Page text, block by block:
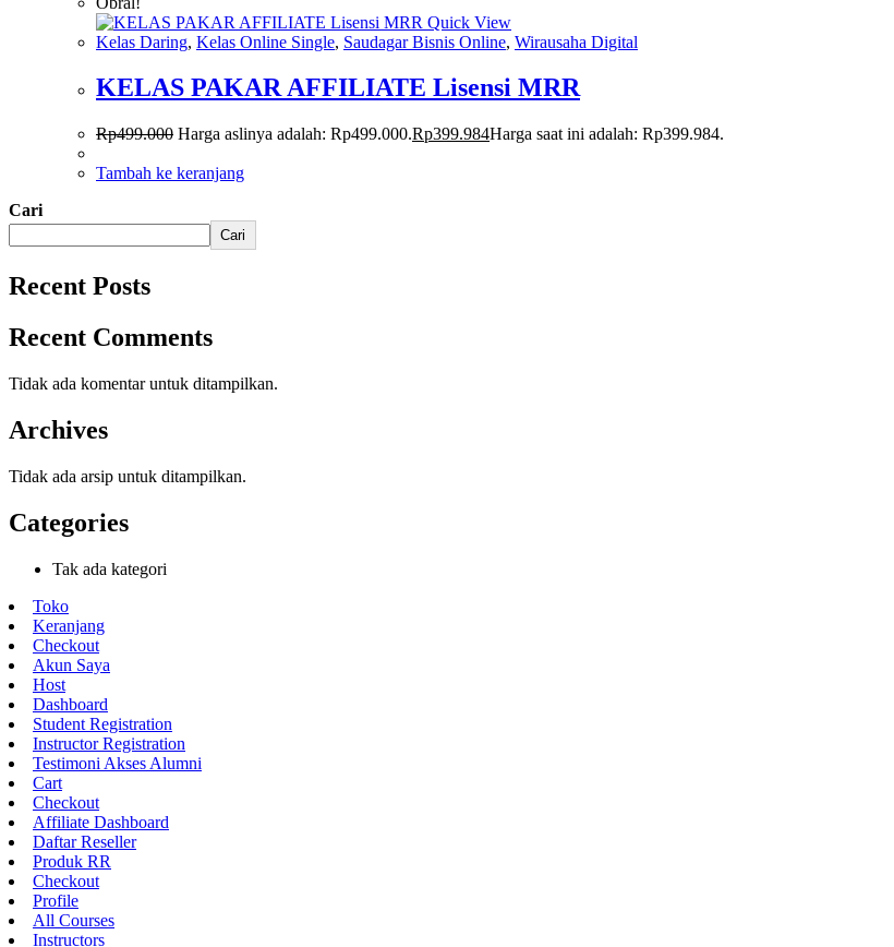
Quick View
Kelas Daring, Kelas Online Single, Saudagar Bisnis Online, Wirausaha Digital
KELAS PAKAR AFFILIATE Lisensi MRR
Rp499.000 Harga aslinya adalah: Rp499.000.Rp399.984Harga saat ini adalah: Rp399.984.
Tambah ke keranjang
Cari
Cari
Recent Posts
Recent Comments
Tidak ada komentar untuk ditampilkan.
Archives
Tidak ada arsip untuk ditampilkan.
Categories
Tak ada kategori
Toko
Keranjang
Checkout
Akun Saya
Host
Dashboard
Student Registration
Instructor Registration
Testimoni Akses Alumni
Cart
Checkout
Affiliate Dashboard
Daftar Reseller
Produk RR
Checkout
Profile
All Courses
Instructors